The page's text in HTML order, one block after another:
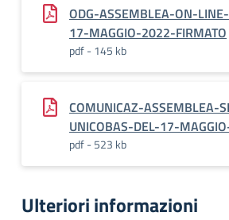
ODG-ASSEMBLEA-ON-
17-MAGGIO-2022-FIRMATO
pdf - 145 kb
COMUNICAZ-ASSEMBLEA-
UNICOBAS-DEL-17-
pdf - 523 kb
Ulteriori informazioni